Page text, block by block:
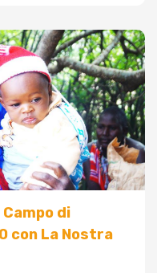
di
con La Nostra